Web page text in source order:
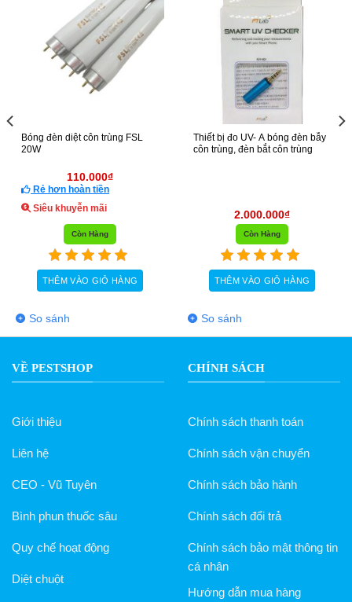
Bóng đèn diệt côn trùng FSL
20W
110.000₫
Rẻ hơn hoàn tiền
Siêu khuyễn mãi
Còn Hàng
THÊM VÀO GIỎ HÀNG
So sánh
Thiết bị đo UV- A bóng đèn bẫy
côn trùng, đèn bắt côn trùng
2.000.000₫
Còn Hàng
THÊM VÀO GIỎ HÀNG
So sánh
VỀ PESTSHOP
Giới thiệu
Liên hệ
CEO - Vũ Tuyên
Bình phun thuốc sâu
Quy chế hoạt động
Diệt chuột
CHÍNH SÁCH
Chính sách thanh toán
Chính sách vận chuyển
Chính sách bảo hành
Chính sách đổi trả
Chính sách bảo mật thông tin
cá nhân
Hướng dẫn mua hàng